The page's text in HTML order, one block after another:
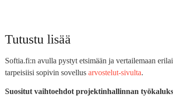
Tutustu lisää
Softia.fi:n avulla pystyt etsimään ja vertailemaan
tarpeisiisi sopivin sovellus arvostelut-sivulta.
Suositut vaihtoehdot projektinhallinnan